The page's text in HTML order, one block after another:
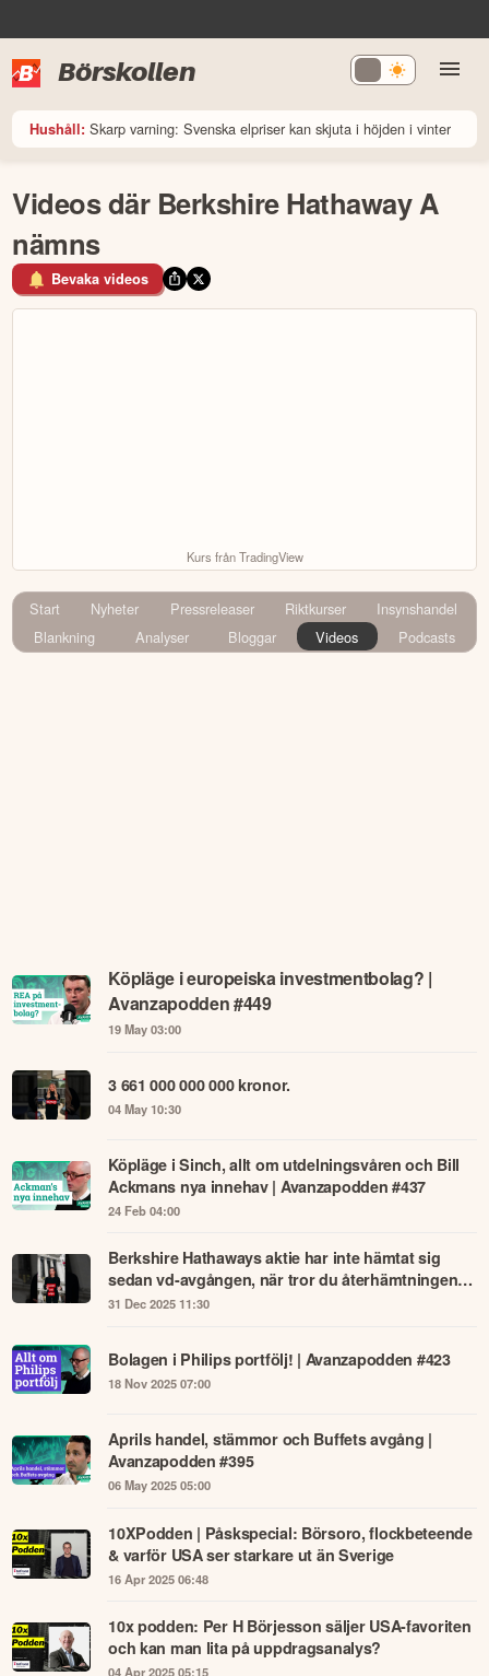
Börskollen
Hushåll: Skarp varning: Svenska elpriser kan skjuta i höjden i vinter
Videos där Berkshire Hathaway A
nämns
Bevaka videos
Kurs från TradingView
Start Nyheter Pressreleaser Riktkurser
Insynshandel
Blankning
Analyser Bloggar Videos Podcasts
Avanzapodden #449
19 May 03:00
3 661 000 000 000 kronor.
04 May 10:30
Ackmans nya innehav | Avanzapodden #437
24 Feb 04:00
sedan vd-avgången, när tror du återhämtningen
kommer?
31 Dec 2025 11:30
Bolagen i Philips portfölj! | Avanzapodden #423
18 Nov 2025 07:00
Avanzapodden #395
06 May 2025 05:00
& varför USA ser starkare ut än Sverige
16 Apr 2025 06:48